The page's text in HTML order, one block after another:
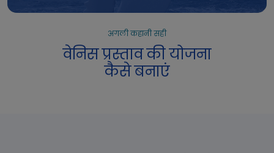
अगली कहानी सही
वेनिस प्रस्ताव की योजना
कैसे बनाएं